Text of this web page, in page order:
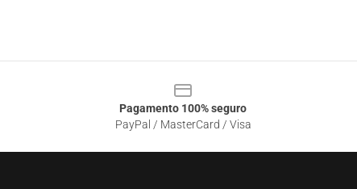
Pagamento 100% seguro
PayPal / MasterCard / Visa